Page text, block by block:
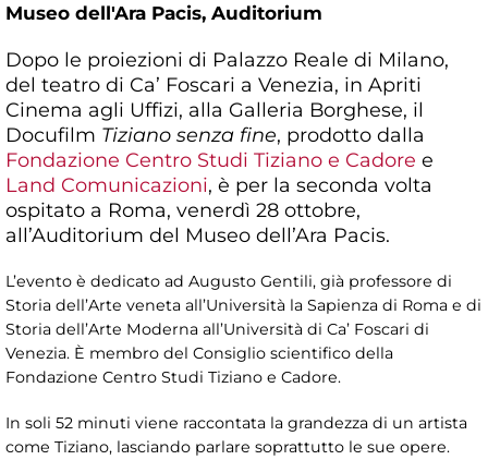
Museo dell'Ara Pacis, Auditorium
Dopo le proiezioni di Palazzo Reale di Milano,
del teatro di Ca’ Foscari a Venezia, in Apriti
Cinema agli Uffizi, alla Galleria Borghese, il
Docufilm Tiziano senza fine, prodotto dalla
Fondazione Centro Studi Tiziano e Cadore e
Land Comunicazioni, è per la seconda volta
ospitato a Roma, venerdì 28 ottobre,
all’Auditorium del Museo dell’Ara Pacis.
L’evento è dedicato ad Augusto Gentili, già professore di
Storia dell’Arte veneta all’Università la Sapienza di Roma e di
Storia dell’Arte Moderna all’Università di Ca’ Foscari di
Venezia. È membro del Consiglio scientifico della
Fondazione Centro Studi Tiziano e Cadore.
In soli 52 minuti viene raccontata la grandezza di un artista
come Tiziano, lasciando parlare soprattutto le sue opere.